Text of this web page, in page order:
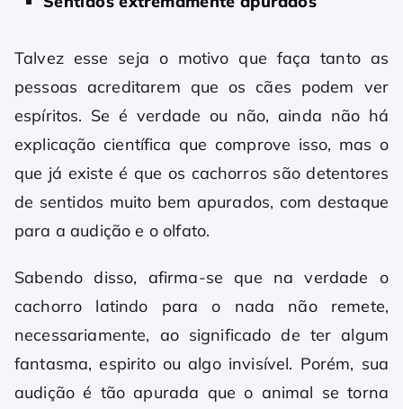
Talvez esse seja o motivo que faça tanto as
pessoas acreditarem que os cães podem ver
espíritos. Se é verdade ou não, ainda não há
explicação científica que comprove isso, mas o
que já existe é que os cachorros são detentores
de sentidos muito bem apurados, com destaque
para a audição e o olfato.
Sabendo disso, afirma-se que na verdade o
cachorro latindo para o nada não remete,
necessariamente, ao significado de ter algum
fantasma, espirito ou algo invisível. Porém, sua
audição é tão apurada que o animal se torna